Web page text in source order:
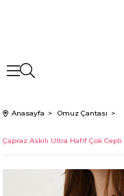
Anasayfa Omuz Çantası
Çapraz Askılı Ultra Hafif Çok Cepli